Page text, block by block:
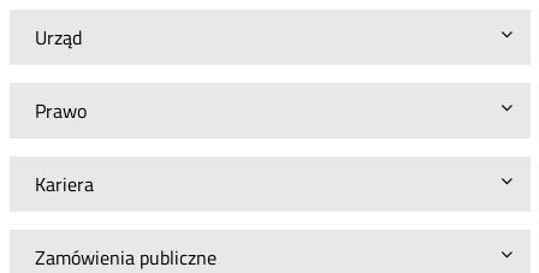
Urząd
Prawo
Kariera
Zamówienia publiczne